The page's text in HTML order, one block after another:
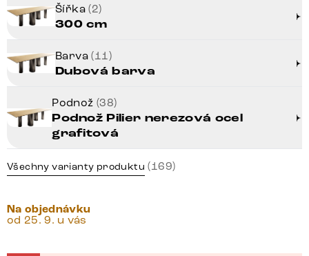
Šířka(2)
300 cm
Barva(11)
Dubová barva
Podnož (38)
Podnož Pilier nerezová ocel
grafitová
Všechny varianty produktu (169)
Na objednávku
od 25. 9. u vás